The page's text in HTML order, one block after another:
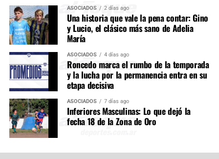
ASOCIADOS 2 días ago
Una historia que vale la pena contar: Gino
y Lucio, el clásico más sano de Adelia
María
ASOCIADOS 4 días ago
Roncedo marca el rumbo de la temporada
y la lucha por la permanencia entra en su
etapa decisiva
ASOCIADOS 7 días ago
Inferiores Masculinas: Lo que dejó la
fecha 18 de la Zona de Oro